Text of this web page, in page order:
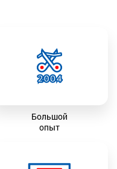
Большой
опыт